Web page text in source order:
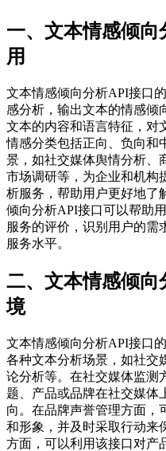
一、文本情感倾
用
文本情感倾向分析API接口
感分析，输出文本的情感倾
文本的内容和语言特征，对
情感分类包括正向、负向和
景，如社交媒体舆情分析、
市场调研等，为企业和机构
析服务，帮助用户更好地了
倾向分析API接口可以帮助
服务的评价，识别用户的需
服务水平。
二、文本情感倾
境
文本情感倾向分析API接口
各种文本分析场景，如社交
论分析等。在社交媒体监测
题、产品或品牌在社交媒体
向。在品牌声誉管理方面，
和形象，并及时采取行动来
方面，可以利用该接口对产